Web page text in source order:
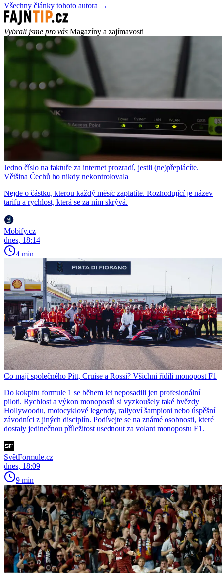
Všechny články tohoto autora →
Vybrali jsme pro vás Magazíny a zajímavosti
Jedno číslo na faktuře za internet prozradí, jestli (ne)přeplácíte.
Většina Čechů ho nikdy nekontrolovala
Nejde o částku, kterou každý měsíc zaplatíte. Rozhodující je název
tarifu a rychlost, která se za ním skrývá.
Mobify.cz
dnes, 18:14
4 min
Co mají společného Pitt, Cruise a Rossi? Všichni řídili monopost F1
Do kokpitu formule 1 se během let neposadili jen profesionální
piloti. Rychlost a výkon monopostů si vyzkoušely také hvězdy
Hollywoodu, motocyklové legendy, rallyoví šampioni nebo úspěšní
závodníci z jiných disciplín. Podívejte se na známé osobnosti, které
dostaly jedinečnou příležitost usednout za volant monopostu F1.
SvětFormule.cz
dnes, 18:09
9 min